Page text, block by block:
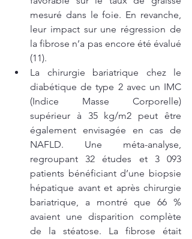
mesuré dans le foie. En revanche,
leur impact sur une régression de
la fibrose n’a pas encore été évalué
(11).
La chirurgie bariatrique chez le
diabétique de type 2 avec un IMC
(Indice Masse Corporelle)
supérieur à 35 kg/m2 peut être
également envisagée en cas de
NAFLD. Une méta-analyse,
regroupant 32 études et 3 093
patients bénéficiant d’une biopsie
hépatique avant et après chirurgie
bariatrique, a montré que 66 %
avaient une disparition complète
de la stéatose. La fibrose était